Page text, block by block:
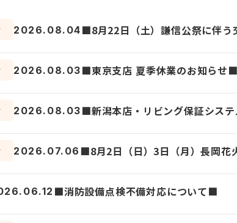
2026.08.04 ■8月22日（土）謙信公祭に伴
2026.08.03 ■東京支店 夏季休業のお知らせ■
2026.08.03 ■新潟本店・リビング保証シス
2026.07.06 ■8月2日（日）3日（月）長岡花
■消防設備点検不備対応について■